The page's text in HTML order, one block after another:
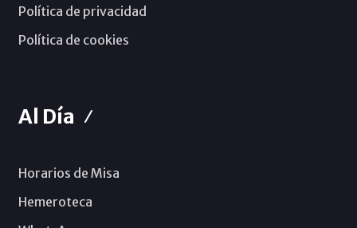
Política de privacidad
Política de cookies
Al Día
Horarios de Misa
Hemeroteca